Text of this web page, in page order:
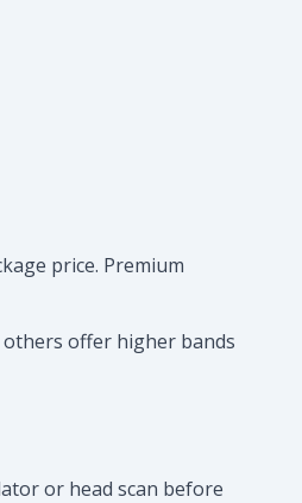
price. Premium
offer higher bands
or head scan before